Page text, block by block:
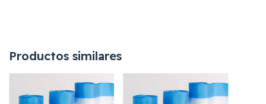
Productos similares